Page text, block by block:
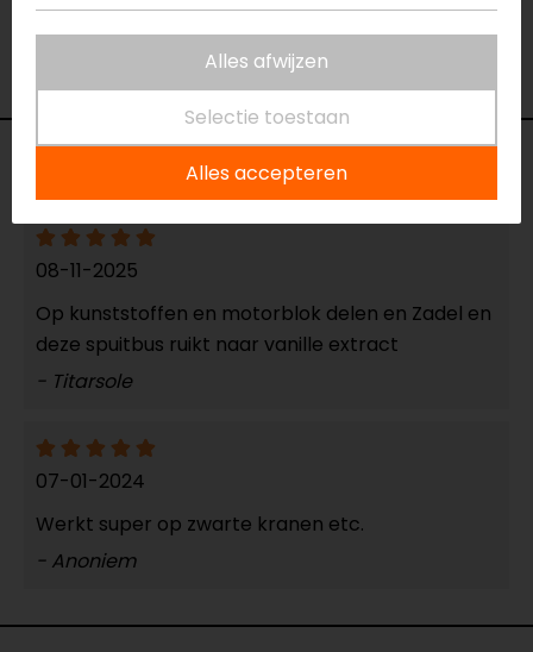
Model
50512
08-11-2025
Op kunststoffen en motorblok delen en Zadel en
deze spuitbus ruikt naar vanille extract
- Titarsole
07-01-2024
Werkt super op zwarte kranen etc.
- Anoniem
Alles afwijzen
Selectie toestaan
Alles accepteren